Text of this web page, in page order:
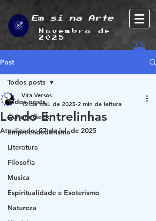
Em si na Arte
Novembro de
2025
Post
Todos posts
Cultura Geek
Empreendedorismo
Literatura
Filosofia
Musica
Espiritualidade e Esoterismo
Natureza
Todos posts
Lendo Entrelinhas
Vira Versos
12 de mai. de 2025 2 min de leitura
Atualizado:27 de jul. de 2025